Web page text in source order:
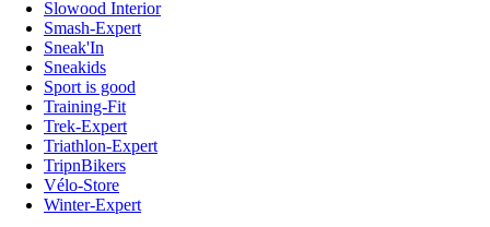
Slowood Interior
Smash-Expert
Sneak'In
Sneakids
Sport is good
Training-Fit
Trek-Expert
Triathlon-Expert
TripnBikers
Vélo-Store
Winter-Expert